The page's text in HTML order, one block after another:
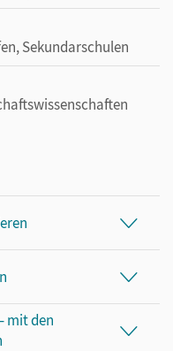
Sekundarschulen
mit den